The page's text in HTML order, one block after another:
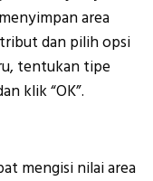
area
dan pilih opsi
tentukan tipe
klik “OK”.
mengisi nilai area